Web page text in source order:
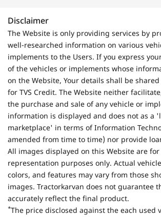
Disclaimer
The Website is only providing services by
well-researched information on various
implements to the Users. If you express
of the vehicles or implements whose
on the Website, Your details shall be shared
for TVS Credit. The Website neither
the purchase and sale of any vehicle or
information is displayed and does not as a
marketplace' in terms of Information
amended from time to time) nor provide
All images displayed on this Website are
representation purposes only. Actual
colors, and features may vary from those
images. Tractorkarvan does not guarantee
accurately reflect the final product.
*The price disclosed against the each used